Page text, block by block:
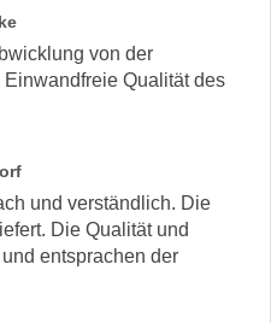
von der
Qualität des
und verständlich. Die
Die Qualität und
entsprachen der